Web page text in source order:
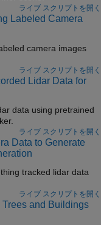
ライブ スクリプトを開く
Labeled Camera
camera images
ライブ スクリプトを開く
Lidar Data for
data using pretrained
ライブ スクリプトを開く
Data to Generate
tracked lidar data
ライブ スクリプトを開く
and Buildings